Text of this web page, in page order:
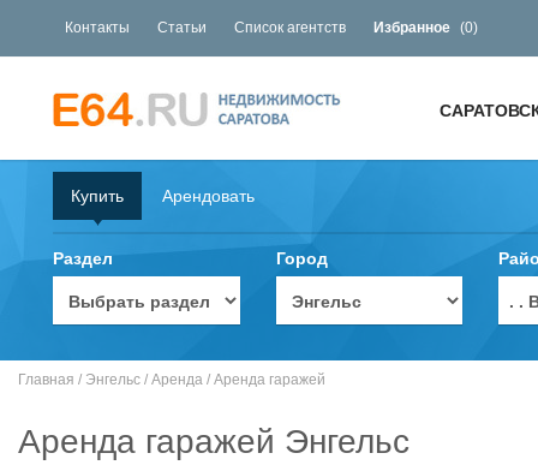
Контакты Статьи Список агентств Избранное (0)
Купить Арендовать
Раздел Город
. .
Главная / Энгельс / Аренда / Аренда гаражей
Аренда гаражей Энгельс